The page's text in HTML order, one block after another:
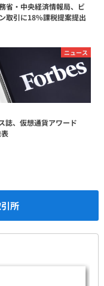
省・中央経済情報局、ビ
取引に18%課税提案提出
ニュース
誌、仮想通貨アワード
所